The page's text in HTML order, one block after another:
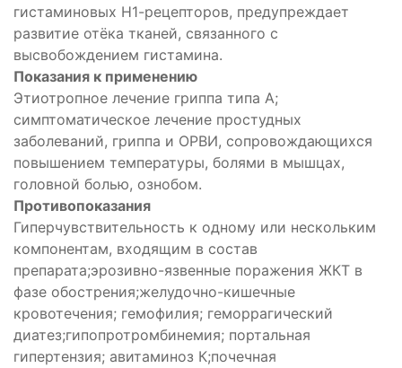
гистаминовых Н1-рецепторов, предупреждает
развитие отёка тканей, связанного с
высвобождением гистамина.
Показания к применению
Этиотропное лечение гриппа типа А;
симптоматическое лечение простудных
заболеваний, гриппа и ОРВИ, сопровождающихся
повышением температуры, болями в мышцах,
головной болью, ознобом.
Противопоказания
Гиперчувствительность к одному или нескольким
компонентам, входящим в состав
препарата;эрозивно-язвенные поражения ЖКТ в
фазе обострения;желудочно-кишечные
кровотечения; гемофилия; геморрагический
диатез;гипопротромбинемия; портальная
гипертензия; авитаминоз К;почечная